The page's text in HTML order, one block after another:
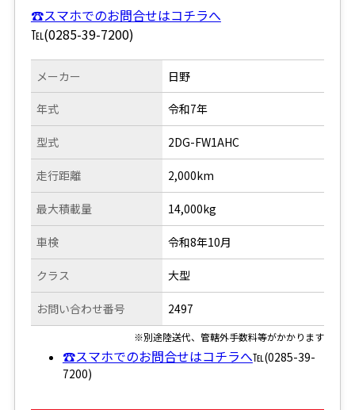
☎スマホでのお問合せはコチラへ
℡(0285-39-7200)
メーカー
年式
型式
走行距離
日野
令和7年
2DG-FW1AHC
2,000km
最大積載量
車検
クラス
お問い合わせ番号
14,000kg
令和8年10月
大型
2497
※別途陸送代、管轄外手数料等がかかります
☎スマホでのお問合せはコチラへ℡(0285-39-
7200)